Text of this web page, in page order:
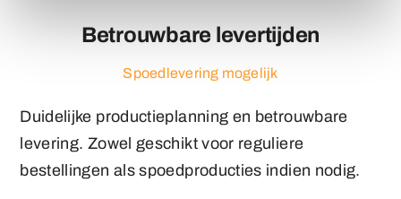
Betrouwbare levertijden
Spoedlevering mogelijk
Duidelijke productieplanning en betrouwbare
levering. Zowel geschikt voor reguliere
bestellingen als spoedproducties indien nodig.